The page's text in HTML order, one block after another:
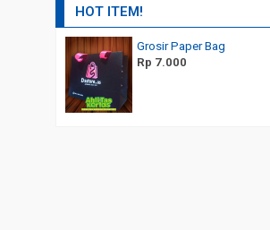
HOT ITEM!
Jual Paper Bag Murah Custom Design
Rp 7.000